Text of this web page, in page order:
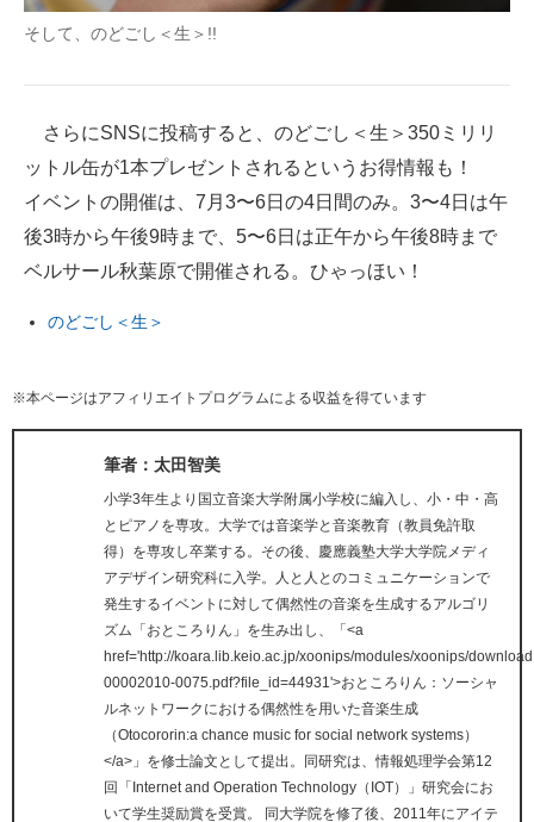
そして、のどごし＜生＞!!
さらにSNSに投稿すると、のどごし＜生＞350ミリリ
ットル缶が1本プレゼントされるというお得情報も！
イベントの開催は、7月3〜6日の4日間のみ。3〜4日は午
後3時から午後9時まで、5〜6日は正午から午後8時まで
ベルサール秋葉原で開催される。ひゃっほい！
のどごし＜生＞
※本ページはアフィリエイトプログラムによる収益を得ています
筆者：太田智美
小学3年生より国立音楽大学附属小学校に編入し、小・中・高
とピアノを専攻。大学では音楽学と音楽教育（教員免許取
得）を専攻し卒業する。その後、慶應義塾大学大学院メディ
アデザイン研究科に入学。人と人とのコミュニケーションで
発生するイベントに対して偶然性の音楽を生成するアルゴリ
ズム「おところりん」を生み出し、「<a
href='http://koara.lib.keio.ac.jp/xoonips/modules/xoonips/
00002010-0075.pdf?file_id=44931'>おところりん：ソーシャ
ルネットワークにおける偶然性を用いた音楽生成
（Otocororin:a chance music for social network systems）
</a>」を修士論文として提出。同研究は、情報処理学会第12
回「Internet and Operation Technology（IOT）」研究会にお
いて学生奨励賞を受賞。 同大学院を修了後、2011年にアイテ